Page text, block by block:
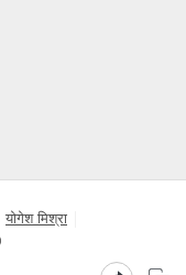
योगेश मिश्रा